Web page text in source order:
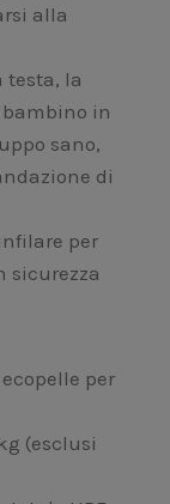
alla
testa, la
in
sano,
di
per
sicurezza
per
(esclusi